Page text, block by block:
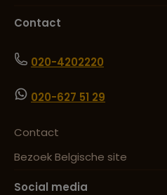
Contact
020-4202220
020-627 51 29
Contact
Bezoek Belgische site
Social media